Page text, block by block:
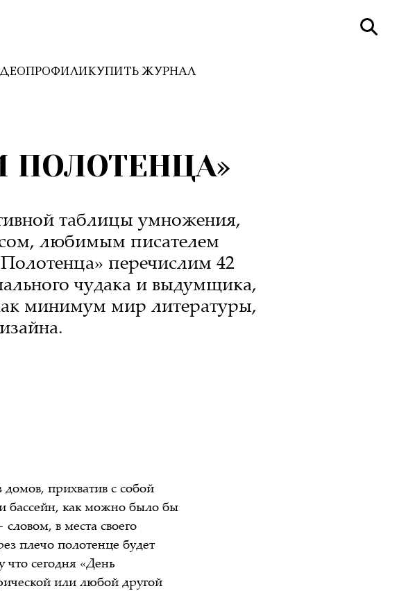
ПРОФИЛИКУПИТЬ ЖУРНАЛ
ПОЛОТЕНЦА»
таблицы умножения,
любимым писателем
перечислим 42
чудака и выдумщика,
минимум мир литературы,
прихватив с собой
бассейн, как можно было бы
в места своего
плечо полотенце будет
сегодня «День
или любой другой